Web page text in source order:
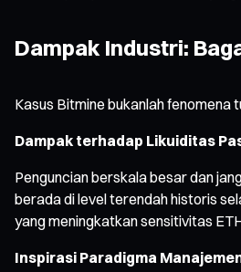
Dampak Industri:
Kasus Bitmine bukanlah
Dampak terhadap Likuiditas
Penguncian berskala besar dan
berada di level terendah historis
yang meningkatkan sensitivitas
Inspirasi Paradigma